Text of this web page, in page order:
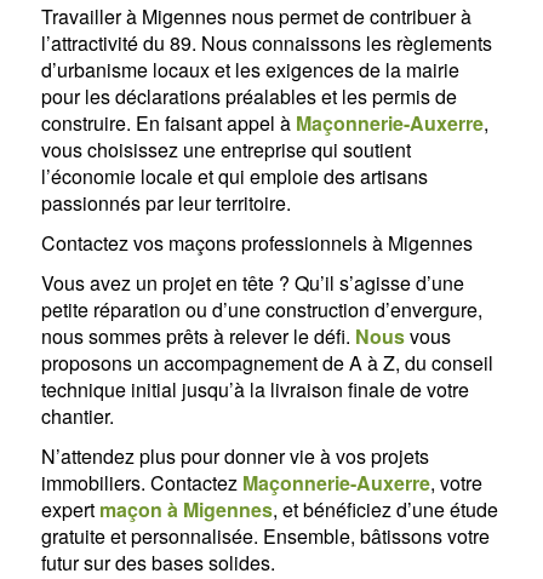
Travailler à Migennes nous permet de contribuer à
l’attractivité du 89. Nous connaissons les règlements
d’urbanisme locaux et les exigences de la mairie
pour les déclarations préalables et les permis de
construire. En faisant appel à Maçonnerie-Auxerre,
vous choisissez une entreprise qui soutient
l’économie locale et qui emploie des artisans
passionnés par leur territoire.
Contactez vos maçons professionnels à Migennes
Vous avez un projet en tête ? Qu’il s’agisse d’une
petite réparation ou d’une construction d’envergure,
nous sommes prêts à relever le défi. Nousvous
proposons un accompagnement de A à Z, du conseil
technique initial jusqu’à la livraison finale de votre
chantier.
N’attendez plus pour donner vie à vos projets
immobiliers. Contactez Maçonnerie-Auxerre, votre
expert maçon à Migennes, et bénéficiez d’une étude
gratuite et personnalisée. Ensemble, bâtissons votre
futur sur des bases solides.